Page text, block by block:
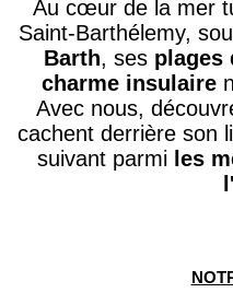
Au cœur de la mer
Saint-Barthélemy,
Barth, ses plages
charme insulaire
Avec nous,
cachent derrière son
suivant parmi les